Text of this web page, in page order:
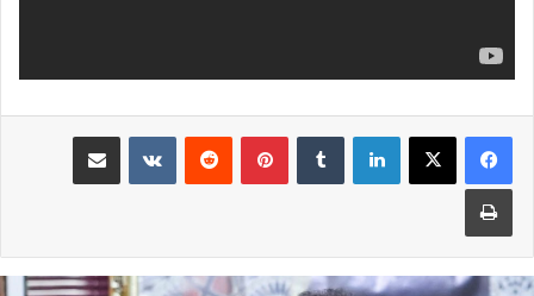
لينكدإن بينتيريست
مشاركة عبر البريد
طباعة